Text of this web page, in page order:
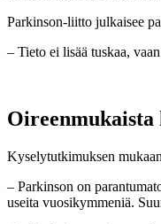
Parkinson-liitto julkaisee
– Tieto ei lisää tuskaa,
Oireenmukaista
Kyselytutkimuksen
– Parkinson on
useita vuosikymmeniä.